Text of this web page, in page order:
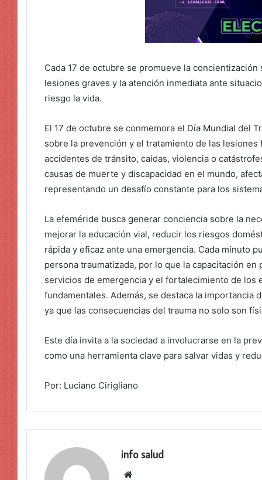
Cada 17 de octubre se promueve la
lesiones graves y la atención inmediata ante
riesgo la vida.
El 17 de octubre se conmemora el Día Mundial del
sobre la prevención y el tratamiento de las
accidentes de tránsito, caídas, violencia o
causas de muerte y discapacidad en el mundo,
representando un desafío constante para los
La efeméride busca generar conciencia sobre la
mejorar la educación vial, reducir los riesgos
rápida y eficaz ante una emergencia. Cada minuto
persona traumatizada, por lo que la capacitación
servicios de emergencia y el fortalecimiento de los
fundamentales. Además, se destaca la importancia
ya que las consecuencias del trauma no solo son
Este día invita a la sociedad a involucrarse en la
como una herramienta clave para salvar vidas y
Por: Luciano Cirigliano
info salud
Sitio